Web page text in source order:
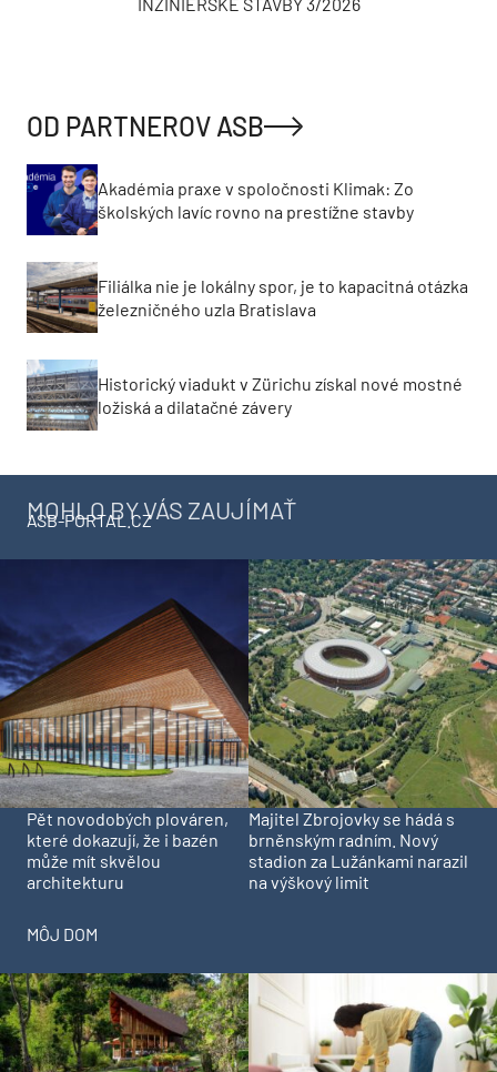
INŽINIERSKE STAVBY 3/2026
OD PARTNEROV ASB
Akadémia praxe v spoločnosti Klimak: Zo
školských lavíc rovno na prestížne stavby
Filiálka nie je lokálny spor, je to kapacitná otázka
železničného uzla Bratislava
Historický viadukt v Zürichu získal nové mostné
ložiská a dilatačné závery
MOHLO BY VÁS ZAUJÍMAŤ
ASB-PORTAL.CZ
Pět novodobých plováren,
které dokazují, že i bazén
může mít skvělou
architekturu
Majitel Zbrojovky se hádá s
brněnským radním. Nový
stadion za Lužánkami narazil
na výškový limit
MÔJ DOM